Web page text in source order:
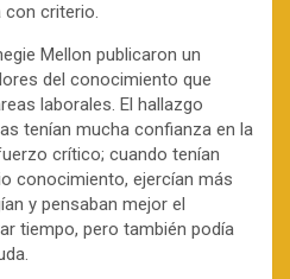
con criterio.
Mellon publicaron un
del conocimiento que
laborales. El hallazgo
tenían mucha confianza en la
crítico; cuando tenían
conocimiento, ejercían más
y pensaban mejor el
tiempo, pero también podía